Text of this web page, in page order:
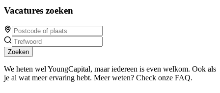
Vacatures zoeken
Zoeken
We heten wel YoungCapital, maar iedereen is even welkom. Ook als
je al wat meer ervaring hebt. Meer weten? Check onze FAQ.